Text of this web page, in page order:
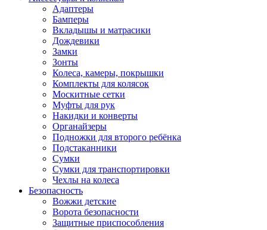
Адаптеры
Бамперы
Вкладышы и матрасики
Дождевики
Замки
Зонты
Колеса, камеры, покрышки
Комплекты для колясок
Москитные сетки
Муфты для рук
Накидки и конверты
Органайзеры
Подножки для второго ребёнка
Подстаканники
Сумки
Сумки для транспортировки
Чехлы на колеса
Безопасность
Вожжи детские
Ворота безопасности
Защитные приспособления